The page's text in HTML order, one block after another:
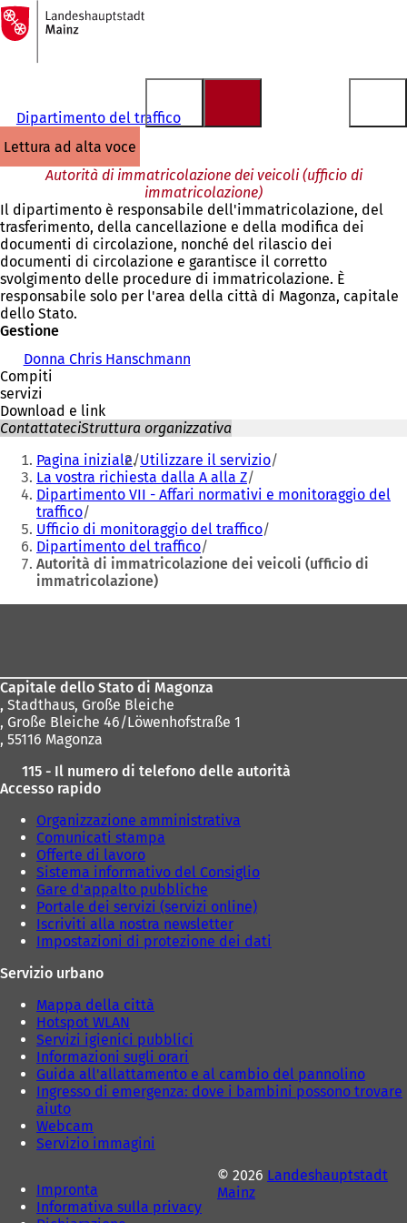
Vai al contenuto
Alla
pagina
iniziale
Dipartimento del traffico
lettura ad alta voce
Autorità di immatricolazione dei veicoli (ufficio di
immatricolazione)
Il dipartimento è responsabile dell'immatricolazione, del
trasferimento, della cancellazione e della modifica dei
documenti di circolazione, nonché del rilascio dei
documenti di circolazione e garantisce il corretto
svolgimento delle procedure di immatricolazione. È
responsabile solo per l'area della città di Magonza, capitale
dello Stato.
Gestione
Donna Chris Hanschmann
Compiti
servizi
Download e link
ContattateciStruttura organizzativa
Siete
qui:
Pagina iniziale Utilizzare il servizio
La vostra richiesta dalla A alla Z
Dipartimento VII - Affari normativi e monitoraggio del
traffico
Ufficio di monitoraggio del traffico
Dipartimento del traffico
Autorità di immatricolazione dei veicoli (ufficio di
immatricolazione)
Capitale dello Stato di Magonza
, Stadthaus, Große Bleiche
, Große Bleiche 46/Löwenhofstraße 1
, 55116 Magonza
115 - Il numero di telefono delle autorità
Accesso rapido
Organizzazione amministrativa
Comunicati stampa
Offerte di lavoro
Sistema informativo del Consiglio
Gare d'appalto pubbliche
Portale dei servizi (servizi online)
Iscriviti alla nostra newsletter
Impostazioni di protezione dei dati
Servizio urbano
Mappa della città
Hotspot WLAN
Servizi igienici pubblici
Informazioni sugli orari
Guida all'allattamento e al cambio del pannolino
Ingresso di emergenza: dove i bambini possono trovare
aiuto
Webcam
Servizio immagini
Impronta
Informativa sulla privacy
© 2026 Landeshauptstadt
Mainz